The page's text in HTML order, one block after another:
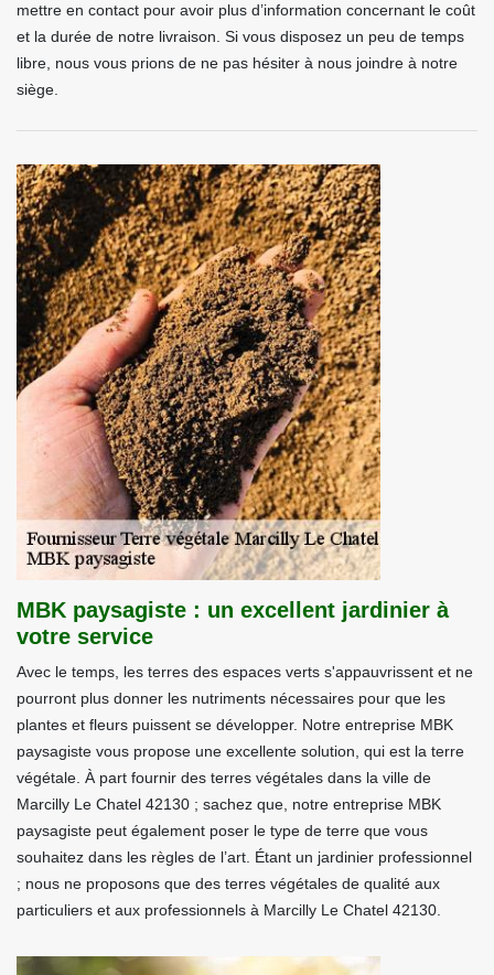
mettre en contact pour avoir plus d’information concernant le coût
et la durée de notre livraison. Si vous disposez un peu de temps
libre, nous vous prions de ne pas hésiter à nous joindre à notre
siège.
MBK paysagiste : un excellent jardinier à
votre service
Avec le temps, les terres des espaces verts s'appauvrissent et ne
pourront plus donner les nutriments nécessaires pour que les
plantes et fleurs puissent se développer. Notre entreprise MBK
paysagiste vous propose une excellente solution, qui est la terre
végétale. À part fournir des terres végétales dans la ville de
Marcilly Le Chatel 42130 ; sachez que, notre entreprise MBK
paysagiste peut également poser le type de terre que vous
souhaitez dans les règles de l’art. Étant un jardinier professionnel
; nous ne proposons que des terres végétales de qualité aux
particuliers et aux professionnels à Marcilly Le Chatel 42130.